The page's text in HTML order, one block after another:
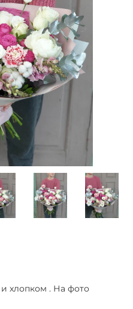
хлопком . На фото